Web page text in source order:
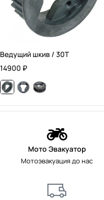
Ведущий шкив / 30T
14900 ₽
Мото Эвакуатор
Мотоэвакуация до нас